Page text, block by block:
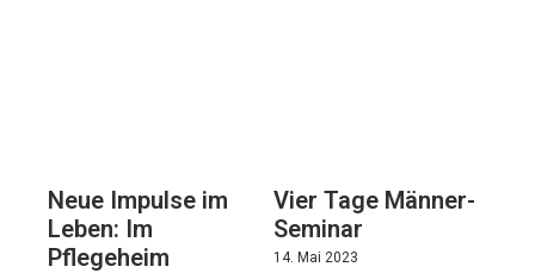
Neue Impulse im
Leben: Im
Pflegeheim
Vier Tage Männer-
Seminar
14. Mai 2023